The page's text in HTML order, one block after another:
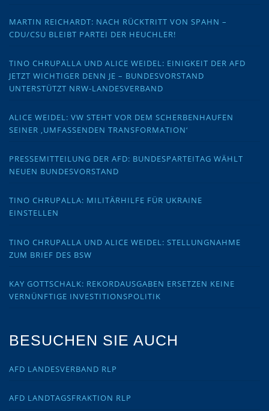
MARTIN REICHARDT: NACH RÜCKTRITT VON SPAHN –
CDU/CSU BLEIBT PARTEI DER HEUCHLER!
TINO CHRUPALLA UND ALICE WEIDEL: EINIGKEIT DER AFD
JETZT WICHTIGER DENN JE – BUNDESVORSTAND
UNTERSTÜTZT NRW-LANDESVERBAND
ALICE WEIDEL: VW STEHT VOR DEM SCHERBENHAUFEN
SEINER ‚UMFASSENDEN TRANSFORMATION‘
PRESSEMITTEILUNG DER AFD: BUNDESPARTEITAG WÄHLT
NEUEN BUNDESVORSTAND
TINO CHRUPALLA: MILITÄRHILFE FÜR UKRAINE
EINSTELLEN
TINO CHRUPALLA UND ALICE WEIDEL: STELLUNGNAHME
ZUM BRIEF DES BSW
KAY GOTTSCHALK: REKORDAUSGABEN ERSETZEN KEINE
VERNÜNFTIGE INVESTITIONSPOLITIK
BESUCHEN SIE AUCH
AFD LANDESVERBAND RLP
AFD LANDTAGSFRAKTION RLP